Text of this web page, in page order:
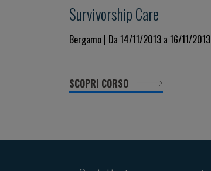
Survivorship Care
Bergamo | Da 14/11/2013 a 16/11/2013
SCOPRI CORSO